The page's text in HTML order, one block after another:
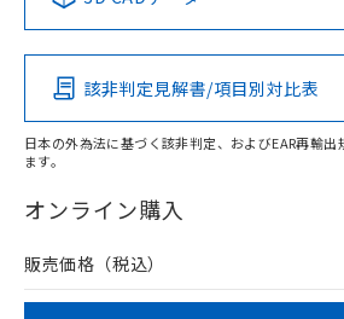
Pb Hg
O
在庫等で未対応品が混在する可能性が
問い合わせください。
該非判定見解書/項目別対比表
日本の外為法に基づく該非判定、およびEAR再輸
ます。
オンライン購入
販売価格（税込）